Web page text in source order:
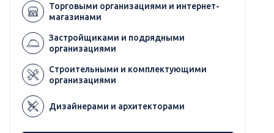
Торговыми организациями и интернет-
магазинами
Застройщиками и подрядными
организациями
Строительными и комплектующими
организациями
Дизайнерами и архитекторами